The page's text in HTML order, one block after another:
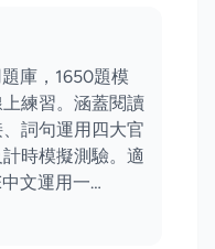
庫，1650題模
練習。涵蓋閱讀
詞句運用四大官
時模擬測驗。適
文運用一…